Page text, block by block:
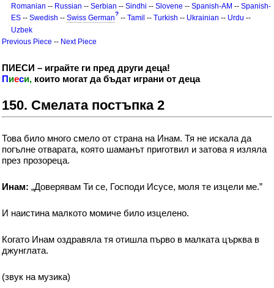
Romanian -- Russian -- Serbian -- Sindhi -- Slovene -- Spanish-AM -- Spanish-
ES -- Swedish -- Swiss German? -- Tamil -- Turkish -- Ukrainian -- Urdu --
Uzbek
Previous Piece -- Next Piece
ПИЕСИ – играйте ги пред други деца!
Пиеси, които могат да бъдат играни от деца
150. Смелата постъпка 2
Това било много смело от страна на Инам. Тя не искала да
погълне отварата, която шаманът приготвил и затова я изляла
през прозореца.
Инам: „Доверявам Ти се, Господи Исусе, моля те изцели ме.”
И наистина малкото момиче било изцелено.
Когато Инам оздравяла тя отишла първо в малката църква в
джунглата.
(звук на музика)